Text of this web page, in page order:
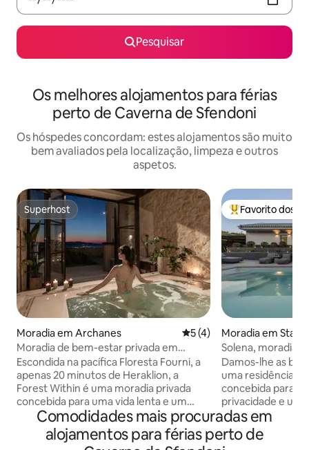
Pesquisar
Os melhores alojamentos para férias
perto de Caverna de Sfendoni
Os hóspedes concordam: estes alojamentos são muito
bem avaliados pela localização, limpeza e outros
aspetos.
Superhost
Superhost
Moradia em Archanes Classificação média de 5
5 (4)
Moradia de bem-estar privada em
Archanes – floresta no interior
Escondida na pacífica Floresta Fourni, a
apenas 20 minutos de Heraklion, a
Forest Within é uma moradia privada
concebida para uma vida lenta e um
descanso profundo. Situada numa
propriedade de dois hectares, esta casa
de 156 m² oferece total privacidade,
Favoritos dos
Favorito dos
Moradia em
Solena, moradia
privada, perto da
Damos-lhe as
uma residência
concebida para
privacidade e
requintada numa
mas privilegiada,
Rethymno, em
Comodidades mais procuradas em
alojamentos para férias perto de